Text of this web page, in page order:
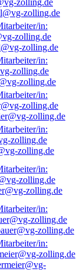
zolling.de
zolling.de
zolling.de
zolling.de
zolling.de
zolling.de
zolling.de